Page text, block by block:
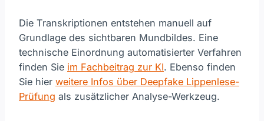
Die Transkriptionen entstehen manuell auf
Grundlage des sichtbaren Mundbildes. Eine
technische Einordnung automatisierter Verfahren
finden Sie im Fachbeitrag zur KI. Ebenso finden
Sie hier weitere Infos über Deepfake Lippenlese-
Prüfung als zusätzlicher Analyse-Werkzeug.